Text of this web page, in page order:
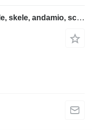
Plettac Distribution Frame Schele, skele, andamio, scaffolding, pastoliai, tellingud